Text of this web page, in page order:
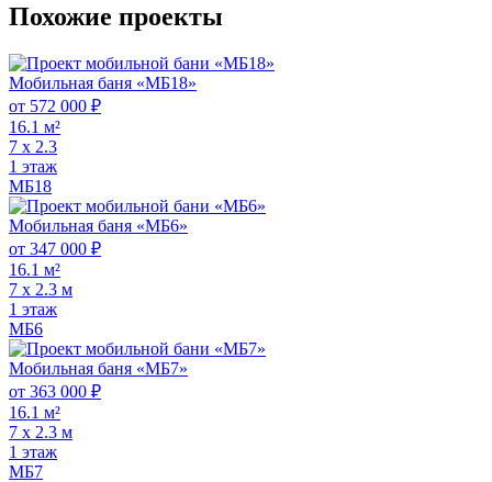
Похожие проекты
Мобильная баня «МБ18»
от 572 000 ₽
16.1 м²
7 х 2.3
1 этаж
МБ18
Мобильная баня «МБ6»
от 347 000 ₽
16.1 м²
7 х 2.3 м
1 этаж
МБ6
Мобильная баня «МБ7»
от 363 000 ₽
16.1 м²
7 х 2.3 м
1 этаж
МБ7